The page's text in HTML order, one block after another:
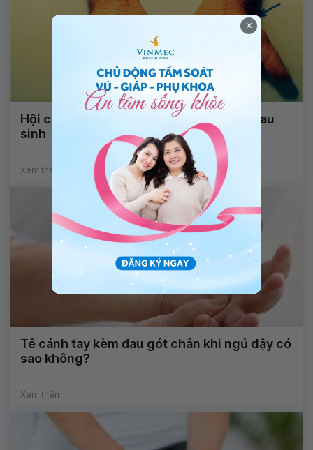
Hội chứng ống cổ tay khi mang thai và sau
sinh
Xem thêm
Tê cánh tay kèm đau gót chân khi ngủ dậy có
sao không?
Xem thêm
×